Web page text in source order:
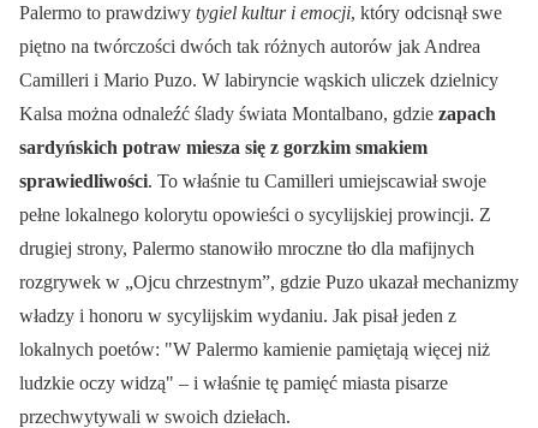
Palermo to prawdziwy tygiel kultur i emocji, który odcisnął swe
piętno na twórczości dwóch tak różnych autorów jak Andrea
Camilleri i Mario Puzo. W labiryncie wąskich uliczek dzielnicy
Kalsa można odnaleźć ślady świata Montalbano, gdzie zapach
sardyńskich potraw miesza się z gorzkim smakiem
sprawiedliwości. To właśnie tu Camilleri umiejscawiał swoje
pełne lokalnego kolorytu opowieści o sycylijskiej prowincji. Z
drugiej strony, Palermo stanowiło mroczne tło dla mafijnych
rozgrywek w „Ojcu chrzestnym”, gdzie Puzo ukazał mechanizmy
władzy i honoru w sycylijskim wydaniu. Jak pisał jeden z
lokalnych poetów:
W Palermo kamienie pamiętają więcej niż
ludzkie oczy widzą
– i właśnie tę pamięć miasta pisarze
przechwytywali w swoich dziełach.